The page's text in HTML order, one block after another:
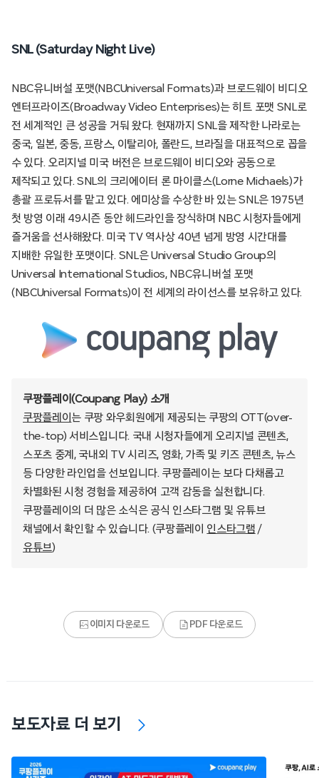
SNL (Saturday Night Live)
NBC유니버설 포맷(NBCUniversal Formats)과 브로드웨이 비디오
엔터프라이즈(Broadway Video Enterprises)는 히트 포맷 SNL로
전 세계적인 큰 성공을 거둬 왔다. 현재까지 SNL을 제작한 나라로는
중국, 일본, 중동, 프랑스, 이탈리아, 폴란드, 브라질을 대표적으로 꼽을
수 있다. 오리지널 미국 버전은 브로드웨이 비디오와 공동으로
제작되고 있다. SNL의 크리에이터 론 마이클스(Lorne Michaels)가
총괄 프로듀서를 맡고 있다. 에미상을 수상한 바 있는 SNL은 1975년
첫 방영 이래 49시즌 동안 헤드라인을 장식하며 NBC 시청자들에게
즐거움을 선사해왔다. 미국 TV 역사상 40년 넘게 방영 시간대를
지배한 유일한 포맷이다. SNL은 Universal Studio Group의
Universal International Studios, NBC유니버설 포맷
(NBCUniversal Formats)이 전 세계의 라이선스를 보유하고 있다.
쿠팡플레이(Coupang Play) 소개
쿠팡플레이 는 쿠팡 와우회원에게 제공되는 쿠팡의 OTT(over-
the-top) 서비스입니다. 국내 시청자들에게 오리지널 콘텐츠,
스포츠 중계, 국내외 TV 시리즈, 영화, 가족 및 키즈 콘텐츠, 뉴스
등 다양한 라인업을 선보입니다. 쿠팡플레이는 보다 다채롭고
차별화된 시청 경험을 제공하여 고객 감동을 실천합니다.
쿠팡플레이의 더 많은 소식은 공식 인스타그램 및 유튜브
채널에서 확인할 수 있습니다. (쿠팡플레이 인스타그램 /
유튜브)
이미지 다운로드 PDF 다운로드
보도자료 더 보기